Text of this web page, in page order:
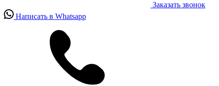
Заказать звонок
Написать в Whatsapp